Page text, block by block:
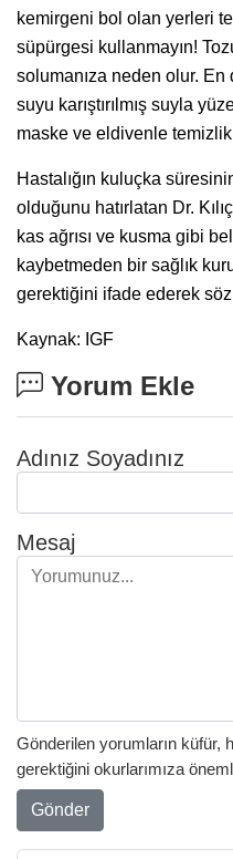
kemirgeni bol olan yerleri
süpürgesi kullanmayın!
solumanıza neden olur. En
suyu karıştırılmış suyla
maske ve eldivenle temizlik
Hastalığın kuluçka
olduğunu hatırlatan Dr.
kas ağrısı ve kusma gibi
kaybetmeden bir sağlık
gerektiğini ifade ederek
Kaynak: IGF
Yorum Ekle
Adınız Soyadınız
Mesaj
Gönderilen yorumların
gerektiğini okurlarımıza
Gönder